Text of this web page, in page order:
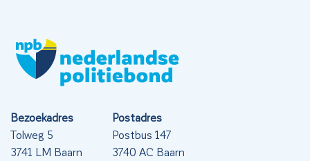
Bezoekadres
Tolweg 5
3741 LM Baarn
Postadres
Postbus 147
3740 AC Baarn